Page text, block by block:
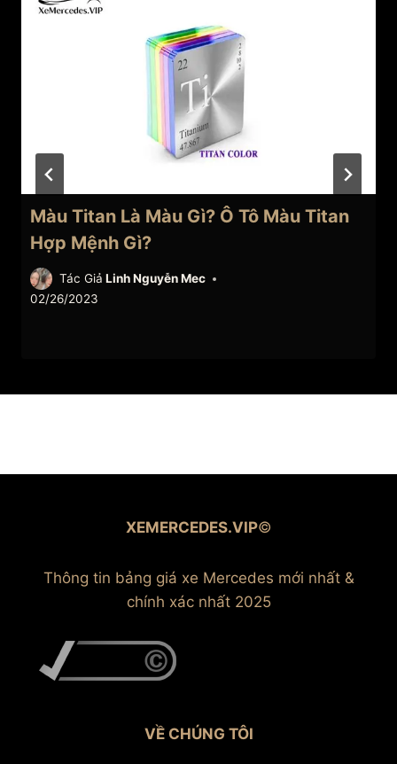
Màu Titan Là Màu Gì? Ô Tô Màu Titan
Hợp Mệnh Gì?
Tác Giả Linh Nguyễn Mec
02/26/2023
XEMERCEDES.VIP©
Thông tin bảng giá xe Mercedes mới nhất &
chính xác nhất 2025
VỀ CHÚNG TÔI